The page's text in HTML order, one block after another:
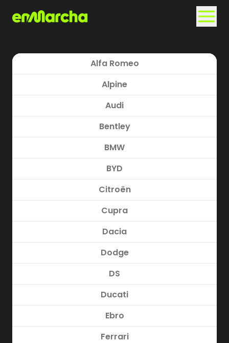
Alfa Romeo
Alpine
Audi
Bentley
BMW
BYD
Citroën
Cupra
Dacia
Dodge
DS
Ducati
Ebro
Ferrari